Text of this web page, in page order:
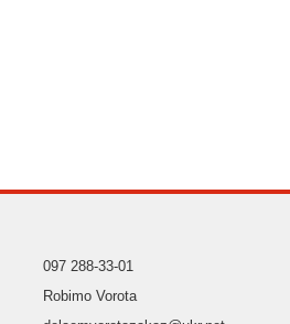
097 288-33-01
Robimo Vorota